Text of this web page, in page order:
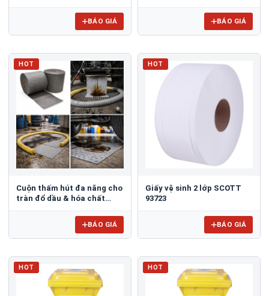
BÁO GIÁ BÁO GIÁ
HOT
Cuộn thấm hút đa năng cho
tràn đổ dầu & hóa chất
BÁO GIÁ
HOT
Giấy vệ sinh 2 lớp SCOTT
93723
BÁO GIÁ
HOT HOT